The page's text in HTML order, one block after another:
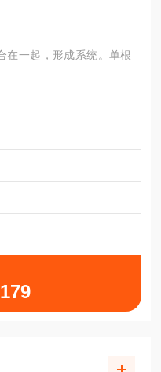
在一起，形成系统。单根
***的支撑面就可以构成